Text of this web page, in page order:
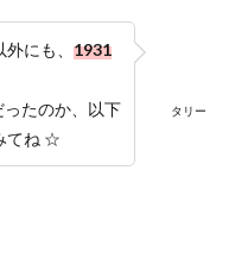
タリー
にも、 1931
たのか、以下
てね ☆